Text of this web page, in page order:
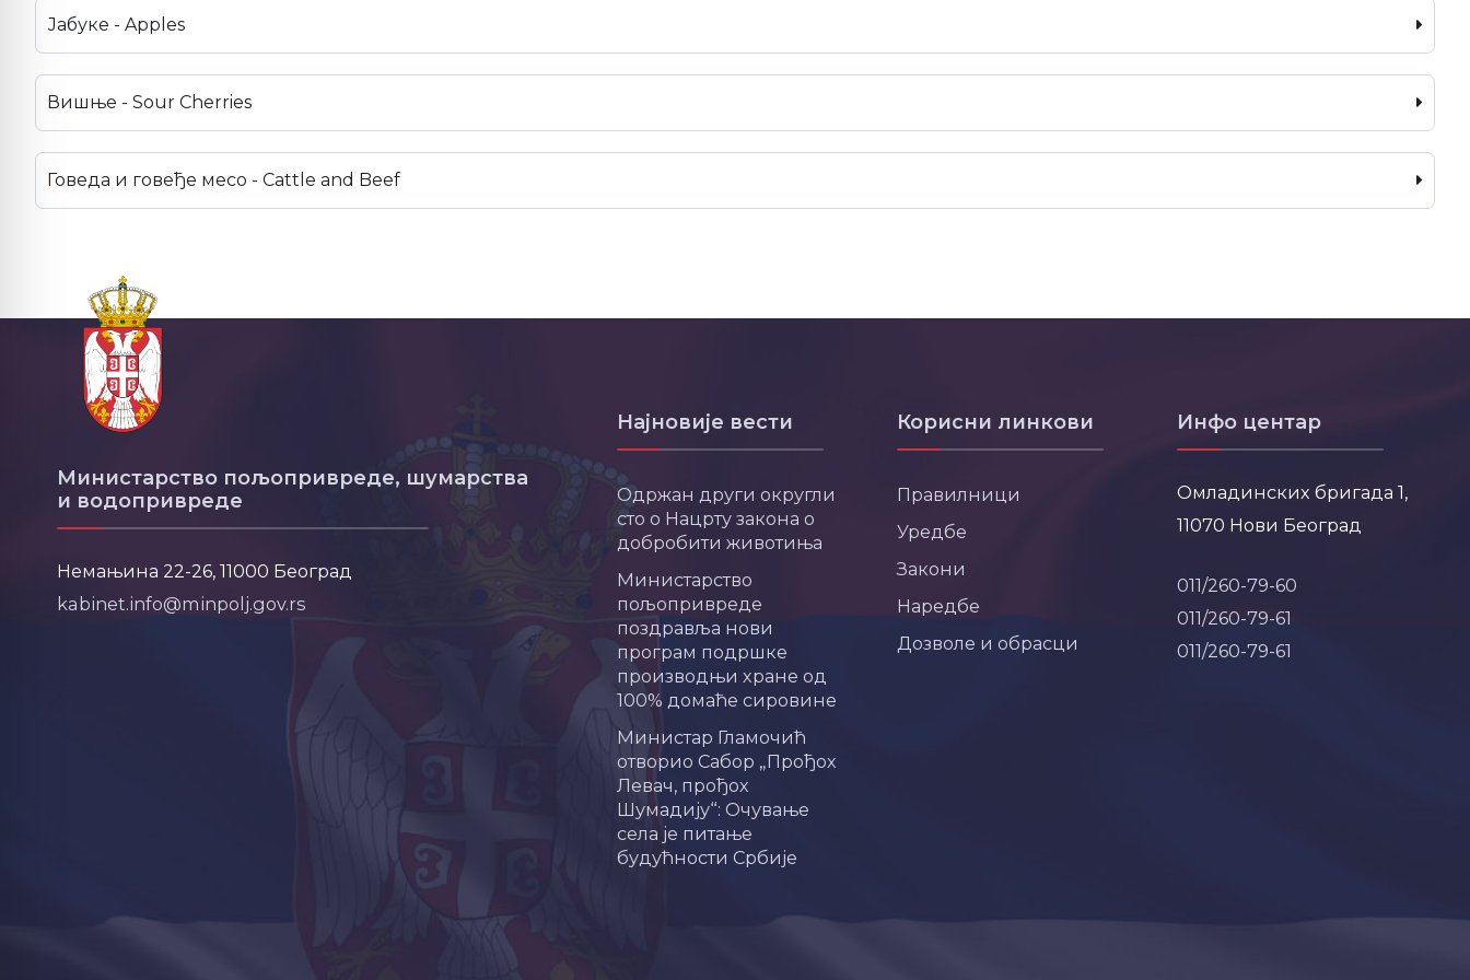
Јабуке - Apples
Вишње - Sour Cherries
Говеда и говеђе месо - Cattle and Beef
Министарство пољопривреде, шумарства
и водопривреде
Немањина 22-26, 11000 Београд
kabinet.info@minpolj.gov.rs
Најновије вести
Одржан други округли
сто о Нацрту закона о
добробити животиња
Министарство
пољопривреде
поздравља нови
програм подршке
производњи хране од
100% домаће сировине
Министар Гламочић
отворио Сабор „Прођох
Левач, прођох
Шумадију“: Очување
села је питање
будућности Србије
Корисни линкови
Правилници
Уредбе
Закони
Наредбе
Дозволе и обрасци
Инфо центар
Омладинских бригада 1,
11070 Нови Београд
011/260-79-60
011/260-79-61
011/260-79-61